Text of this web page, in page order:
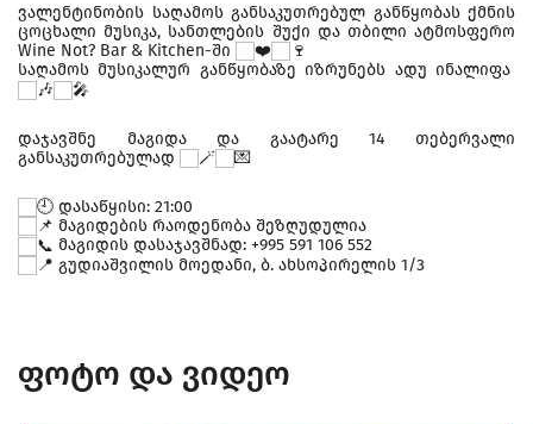
ვალენტინობის საღამოს განსაკუთრებულ განწყობას ქმნის
ცოცხალი მუსიკა, სანთლების შუქი და თბილი ატმოსფერო
Wine Not? Bar & Kitchen-ში
საღამოს მუსიკალურ განწყობაზე იზრუნებს ადუ ინალიფა
დაჯავშნე მაგიდა და გაატარე 14 თებერვალი
განსაკუთრებულად
დასაწყისი: 21:00
მაგიდების რაოდენობა შეზღუდულია
მაგიდის დასაჯავშნად: +995 591 106 552
გუდიაშვილის მოედანი, ბ. ახსოპირელის 1/3
ფოტო და ვიდეო